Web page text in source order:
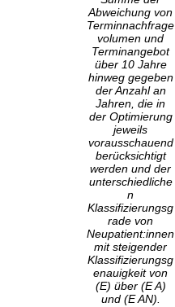
Abweichung von
Terminnachfrage
volumen und
Terminangebot
über 10 Jahre
hinweg gegeben
der Anzahl an
Jahren, die in
der Optimierung
jeweils
vorausschauend
berücksichtigt
werden und der
unterschiedliche
n
Klassifizierungsg
rade von
Neupatient:innen
mit steigender
Klassifizierungsg
enauigkeit von
(E) über (E A)
und (E AN).